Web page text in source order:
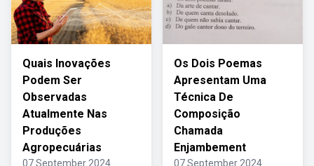
Quais Inovações
Podem Ser
Observadas
Atualmente Nas
Produções
Agropecuárias
07 September 2024
Os Dois Poemas
Apresentam Uma
Técnica De
Composição
Chamada
Enjambement
07 September 2024